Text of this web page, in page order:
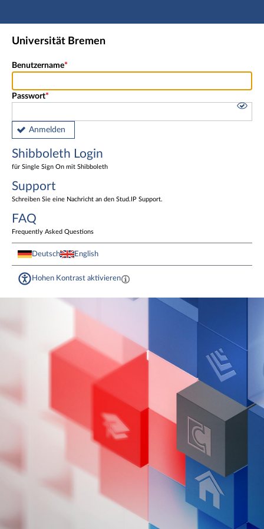
Hauptnavigation
Shibboleth Login
Universität Bremen
Benutzername
Passwort
Anmelden
Shibboleth Login
für Single Sign On mit Shibboleth
Support
Schreiben Sie eine Nachricht an den Stud.IP Support.
FAQ
Frequently Asked Questions
Deutsch English
Hohen Kontrast aktivieren